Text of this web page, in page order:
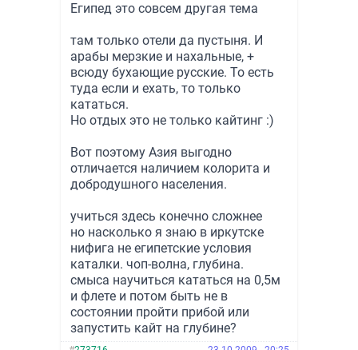
Египед это совсем другая тема
там только отели да пустыня. И
арабы мерзкие и нахальные, +
всюду бухающие русские. То есть
туда если и ехать, то только
кататься.
Но отдых это не только кайтинг :)
Вот поэтому Азия выгодно
отличается наличием колорита и
добродушного населения.
учиться здесь конечно сложнее
но насколько я знаю в иркутске
нифига не египетские условия
каталки. чоп-волна, глубина.
смыса научиться кататься на 0,5м
и флете и потом быть не в
состоянии пройти прибой или
запустить кайт на глубине?